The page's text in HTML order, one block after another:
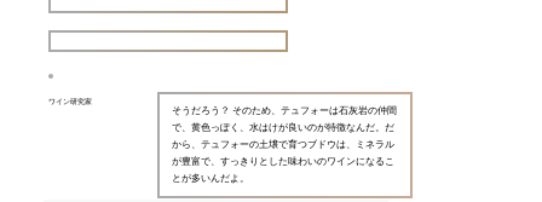
ワイン研究家
そうだろう？ そのため、テュフォーは石灰岩の仲間
で、黄色っぽく、水はけが良いのが特徴なんだ。だ
から、テュフォーの土壌で育つブドウは、ミネラル
が豊富で、すっきりとした味わいのワインになるこ
とが多いんだよ。